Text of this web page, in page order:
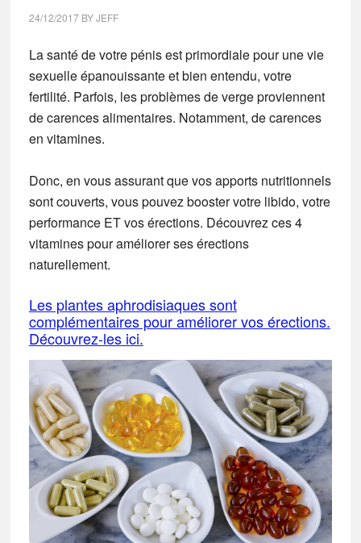
24/12/2017BYJEFF
La santé de votre pénis est primordiale pour une vie
sexuelle épanouissante et bien entendu, votre
fertilité. Parfois, les problèmes de verge proviennent
de carences alimentaires. Notamment, de carences
en vitamines.
Donc, en vous assurant que vos apports nutritionnels
sont couverts, vous pouvez booster votre libido, votre
performance ET vos érections. Découvrez ces 4
vitamines pour améliorer ses érections
naturellement.
Les plantes aphrodisiaques sont
complémentaires pour améliorer vos érections.
Découvrez-les ici.